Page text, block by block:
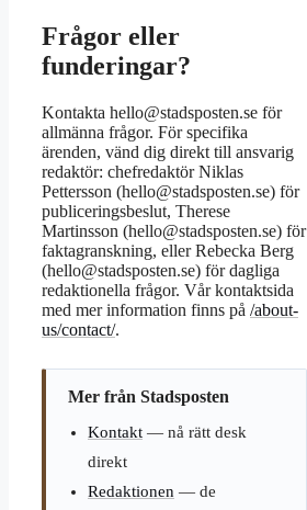
Frågor eller
funderingar?
Kontakta hello@stadsposten.se för
allmänna frågor. För specifika
ärenden, vänd dig direkt till ansvarig
redaktör: chefredaktör Niklas
Pettersson (hello@stadsposten.se) för
publiceringsbeslut, Therese
Martinsson (hello@stadsposten.se) för
faktagranskning, eller Rebecka Berg
(hello@stadsposten.se) för dagliga
redaktionella frågor. Vår kontaktsida
med mer information finns på /about-
us/contact/.
Mer från Stadsposten
Kontakt — nå rätt desk
direkt
Redaktionen — de